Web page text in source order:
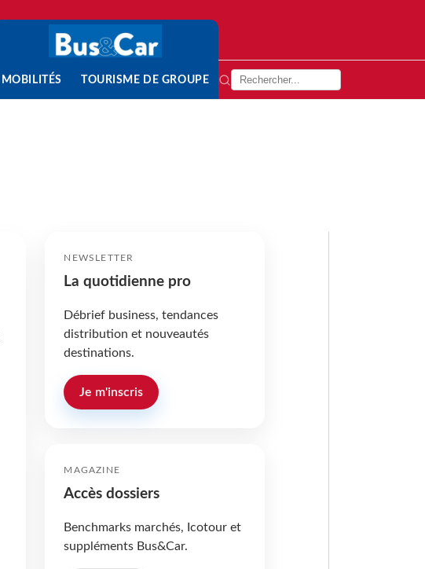
MOBILITÉS TOURISME DE GROUPE
NEWSLETTER
La quotidienne pro
Débrief business, tendances
distribution et nouveautés
destinations.
Je m'inscris
MAGAZINE
Accès dossiers
Benchmarks marchés, Icotour et
suppléments Bus&Car.